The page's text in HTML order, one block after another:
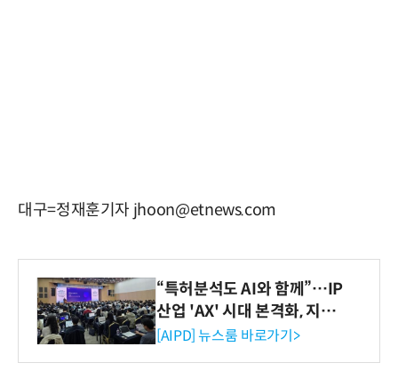
대구=정재훈기자 jhoon@etnews.com
“특허분석도 AI와 함께”…IP
산업 'AX' 시대 본격화, 지식
재산처 1호 AI IP데이터분석
[AIPD] 뉴스룸 바로가기>